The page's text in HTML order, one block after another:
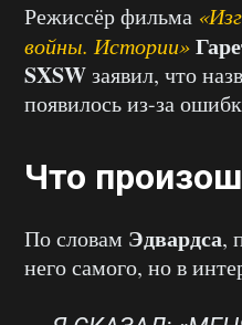
Режиссёр фильма
войны. Истории»
SXSWзаявил, что
появилось из-за
Что
По словам Эдвардса,
него самого, но в